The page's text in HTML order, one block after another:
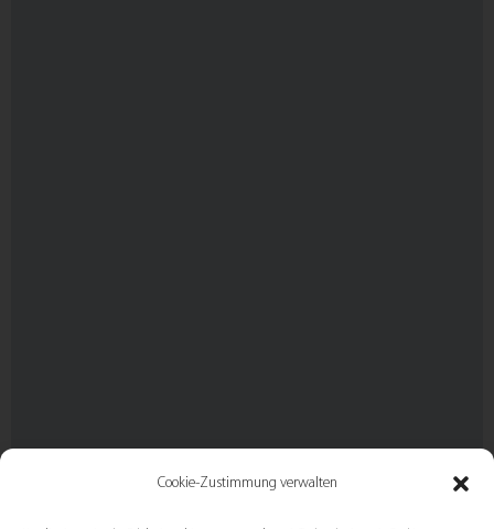
Cookie-Zustimmung verwalten